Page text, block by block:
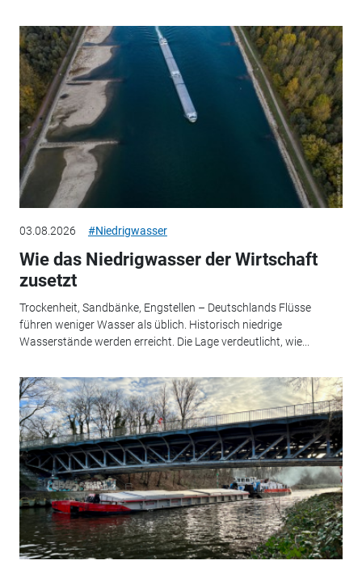
03.08.2026 #Niedrigwasser
Wie das Niedrigwasser der Wirtschaft
zusetzt
Trockenheit, Sandbänke, Engstellen – Deutschlands Flüsse
führen weniger Wasser als üblich. Historisch niedrige
Wasserstände werden erreicht. Die Lage verdeutlicht, wie...